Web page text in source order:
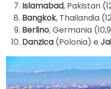
Islamabad, Pakistan
Bangkok, Thailandia
Berlino, Germania
Danzica (Polonia) e